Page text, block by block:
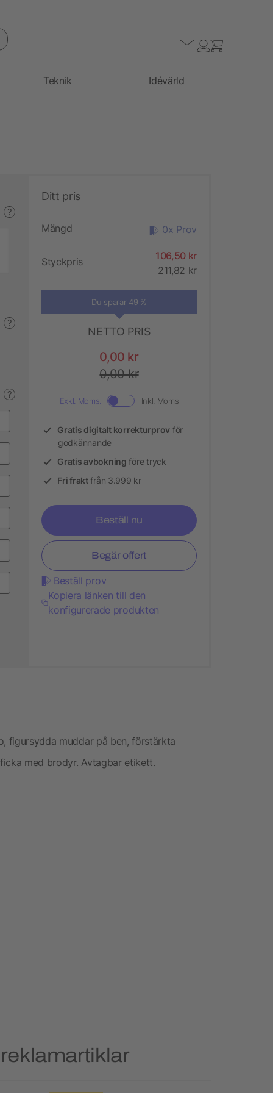
Teknik Idévärld
?
?
?
Ditt pris
Mängd 0x Prov
Styckpris
106,50 kr
211,82 kr
Du sparar 49 %
NETTO PRIS
0,00 kr
0,00 kr
Exkl. Moms. Inkl. Moms
Gratis digitalt korrekturprov för
godkännande
Gratis avbokning före tryck
Fri fraktfrån 3.999 kr
Beställ nu
Begär offert
Beställ prov
Kopiera länken till den
konfigurerade produkten
figursydda muddar på ben, förstärkta
med brodyr. Avtagbar etikett.